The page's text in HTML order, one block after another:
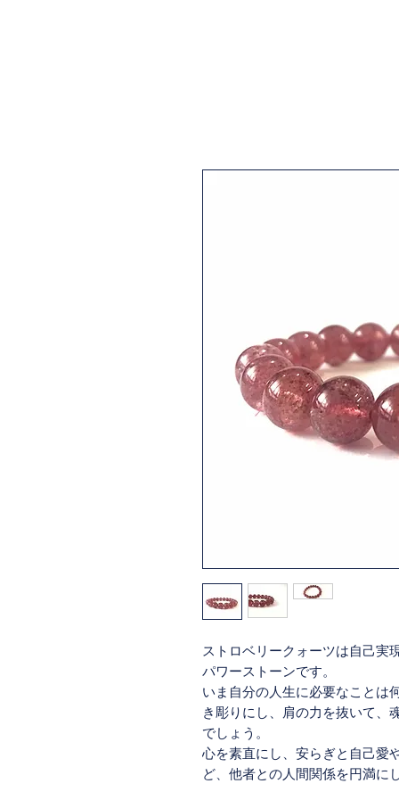
ストロベリークォーツは自己実
パワーストーンです。
いま自分の人生に必要なことは
き彫りにし、肩の力を抜いて、
でしょう。
心を素直にし、安らぎと自己愛
ど、他者との人間関係を円満に